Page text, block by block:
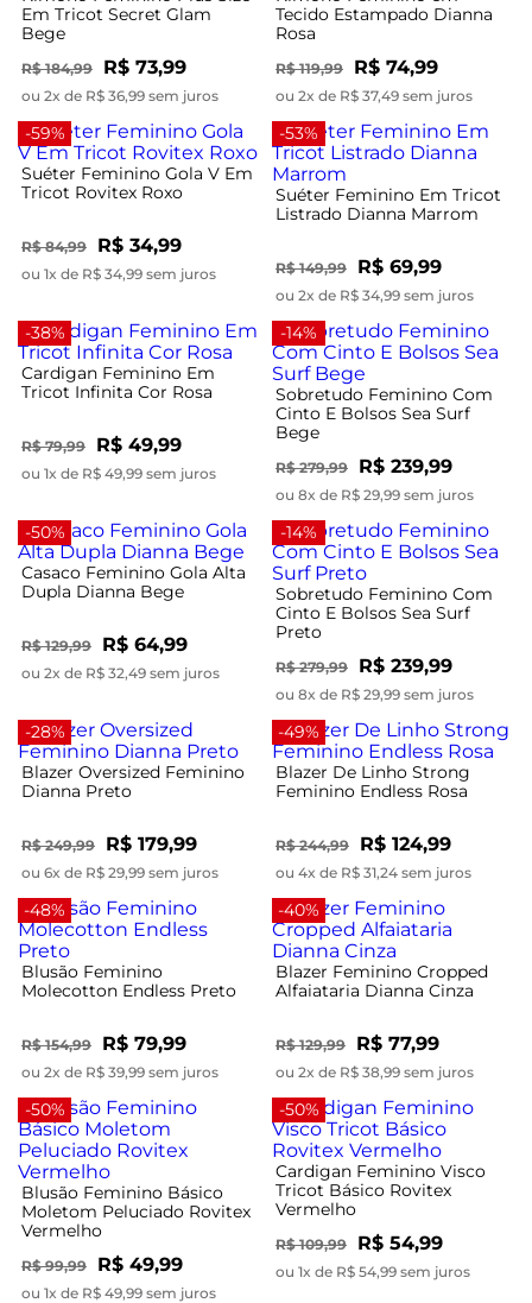
Em Tricot Secret Glam
Bege
R$ 184,99 R$ 73,99
ou 2x de R$ 36,99 sem juros
Tecido Estampado Dianna
Rosa
R$ 119,99 R$ 74,99
ou 2x de R$ 37,49 sem juros
-59%
Suéter Feminino Gola V Em
Tricot Rovitex Roxo
R$ 84,99 R$ 34,99
ou 1x de R$ 34,99 sem juros
-53%
Suéter Feminino Em Tricot
Listrado Dianna Marrom
R$ 149,99 R$ 69,99
ou 2x de R$ 34,99 sem juros
-38%
Cardigan Feminino Em
Tricot Infinita Cor Rosa
R$ 79,99 R$ 49,99
ou 1x de R$ 49,99 sem juros
-14%
Sobretudo Feminino Com
Cinto E Bolsos Sea Surf
Bege
R$ 279,99 R$ 239,99
ou 8x de R$ 29,99 sem juros
-50%
Casaco Feminino Gola Alta
Dupla Dianna Bege
R$ 129,99 R$ 64,99
ou 2x de R$ 32,49 sem juros
-14%
Sobretudo Feminino Com
Cinto E Bolsos Sea Surf
Preto
R$ 279,99 R$ 239,99
ou 8x de R$ 29,99 sem juros
-28%
Blazer Oversized Feminino
Dianna Preto
R$ 249,99 R$ 179,99
ou 6x de R$ 29,99 sem juros
-49%
Blazer De Linho Strong
Feminino Endless Rosa
R$ 244,99 R$ 124,99
ou 4x de R$ 31,24 sem juros
-48%
Blusão Feminino
Molecotton Endless Preto
R$ 154,99 R$ 79,99
ou 2x de R$ 39,99 sem juros
-40%
Blazer Feminino Cropped
Alfaiataria Dianna Cinza
R$ 129,99 R$ 77,99
ou 2x de R$ 38,99 sem juros
-50%
Blusão Feminino Básico
Moletom Peluciado Rovitex
Vermelho
R$ 99,99 R$ 49,99
ou 1x de R$ 49,99 sem juros
-50%
Cardigan Feminino Visco
Tricot Básico Rovitex
Vermelho
R$ 109,99 R$ 54,99
ou 1x de R$ 54,99 sem juros